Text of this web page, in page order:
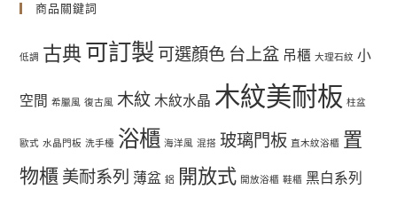
商品關鍵詞
低調 古典 可訂製 可選顏色 台上盆 吊櫃 大理石紋 小
空間 希臘風 復古風 木紋 木紋水晶 木紋美耐板 柱盆
歐式 水晶門板 洗手檯 浴櫃 海洋風 混搭 玻璃門板 直木紋浴櫃 置
物櫃 美耐系列 薄盆 鋁 開放式 開放浴櫃 鞋櫃 黑白系列